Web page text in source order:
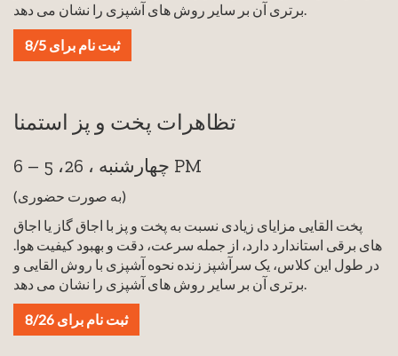
برتری آن بر سایر روش های آشپزی را نشان می دهد.
ثبت نام برای 8/5
تظاهرات پخت و پز استمنا
چهارشنبه ، 26، 5 – 6 PM
(به صورت حضوری)
پخت القایی مزایای زیادی نسبت به پخت و پز با اجاق گاز یا اجاق
های برقی استاندارد دارد، از جمله سرعت، دقت و بهبود کیفیت هوا.
در طول این کلاس، یک سرآشپز زنده نحوه آشپزی با روش القایی و
برتری آن بر سایر روش های آشپزی را نشان می دهد.
ثبت نام برای 8/26